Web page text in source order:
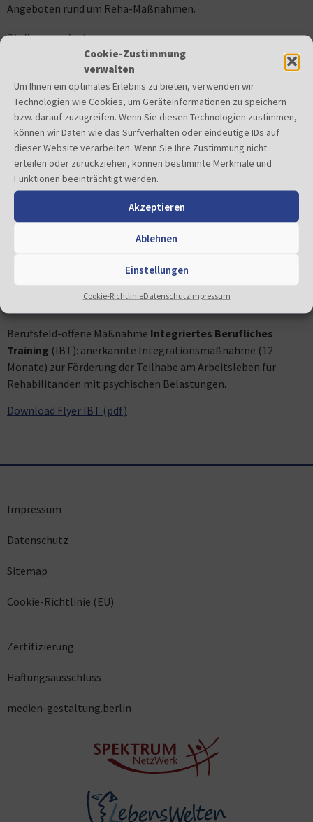
Cookie-Zustimmung
verwalten
Um Ihnen ein optimales Erlebnis zu bieten, verwenden wir
Technologien wie Cookies, um Geräteinformationen zu speichern
bzw. darauf zuzugreifen. Wenn Sie diesen Technologien zustimmen,
können wir Daten wie das Surfverhalten oder eindeutige IDs auf
dieser Website verarbeiten. Wenn Sie Ihre Zustimmung nicht
erteilen oder zurückziehen, können bestimmte Merkmale und
Funktionen beeinträchtigt werden.
Akzeptieren
Ablehnen
Einstellungen
Cookie-RichtlinieDatenschutzImpressum
Angeboten rund um Reha-Maßnahmen.
Stellenangebote
Fachanleitung Fachinformatik
Stellenangebote SPEKTRUM NetzWerk
E-Bewerbungen bitte an:bewerbung@spektrum-berlin.de
Weitere Stellenangebote
Lebenswelten e.V.
Hinweise für Rollstuhlfahrende
Innovativ & individuell
Berufsfeld-offene Maßnahme Integriertes Berufliches
Training (IBT): anerkannte Integrationsmaßnahme (12
Monate) zur Förderung der Teilhabe am Arbeitsleben für
Rehabilitanden mit psychischen Belastungen.
Download Flyer IBT (pdf)
Impressum
Datenschutz
Sitemap
Cookie-Richtlinie (EU)
Zertifizierung
Haftungsausschluss
medien-gestaltung.berlin